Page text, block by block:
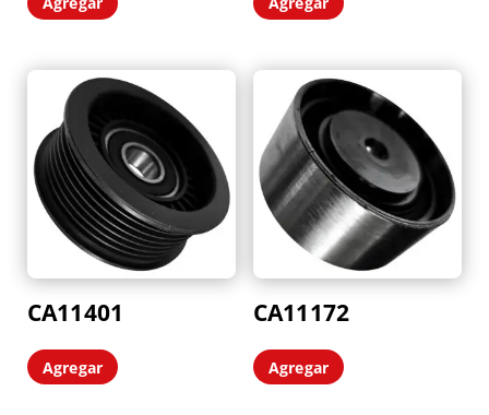
CA11401
Agregar
CA11172
Agregar